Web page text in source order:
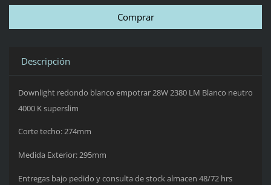
Descripción
Downlight redondo blanco empotrar 28W 2380 LM Blanco neutro
4000 K superslim
Corte techo: 274mm
Medida Exterior: 295mm
Entregas bajo pedido y consulta de stock almacen 48/72 hrs